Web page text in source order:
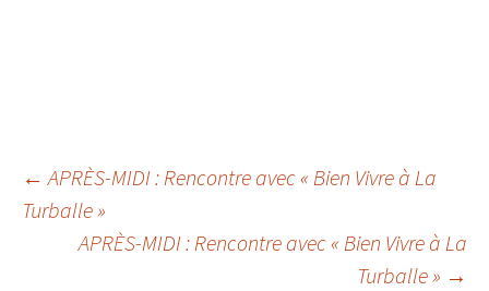
Navigation
des
← APRÈS-MIDI : Rencontre avec « Bien Vivre à La
Turballe »
APRÈS-MIDI : Rencontre avec « Bien Vivre à La
Turballe » →